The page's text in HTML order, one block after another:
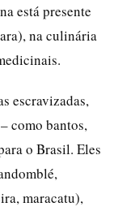
está presente
na culinária
escravizadas,
como bantos,
o Brasil. Eles
maracatu),